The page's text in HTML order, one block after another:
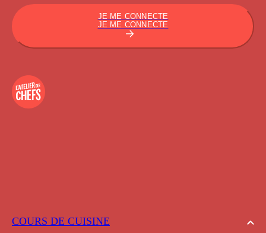
COURS DE CUISINE
JE ME CONNECTE
JE ME CONNECTE